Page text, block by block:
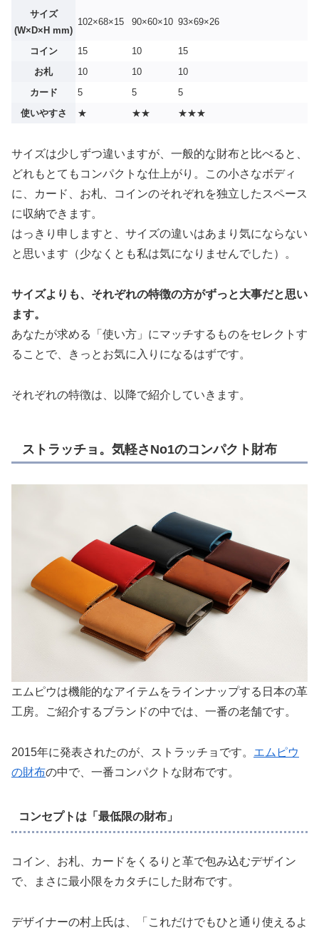
サイズ
(W×D×H mm)
102×68×15 90×60×10 93×69×26
コイン 15 10
15
お札
10 10
10
カード
5 5
5
使いやすさ
★ ★★ ★★★
サイズは少しずつ違いますが、一般的な財布と比べると、
どれもとてもコンパクトな仕上がり。この小さなボディ
に、カード、お札、コインのそれぞれを独立したスペース
に収納できます。
はっきり申しますと、サイズの違いはあまり気にならない
と思います（少なくとも私は気になりませんでした）。
サイズよりも、それぞれの特徴の方がずっと大事だと思い
ます。
あなたが求める「使い方」にマッチするものをセレクトす
ることで、きっとお気に入りになるはずです。
それぞれの特徴は、以降で紹介していきます。
ストラッチョ。気軽さNo1のコンパクト財布
エムピウは機能的なアイテムをラインナップする日本の革
工房。ご紹介するブランドの中では、一番の老舗です。
2015年に発表されたのが、ストラッチョです。 エムピウ
の財布の中で、一番コンパクトな財布です。
コンセプトは「最低限の財布」
コイン、お札、カードをくるりと革で包み込むデザイン
で、まさに最小限をカタチにした財布です。
デザイナーの村上氏は、「これだけでもひと通り使えるよ